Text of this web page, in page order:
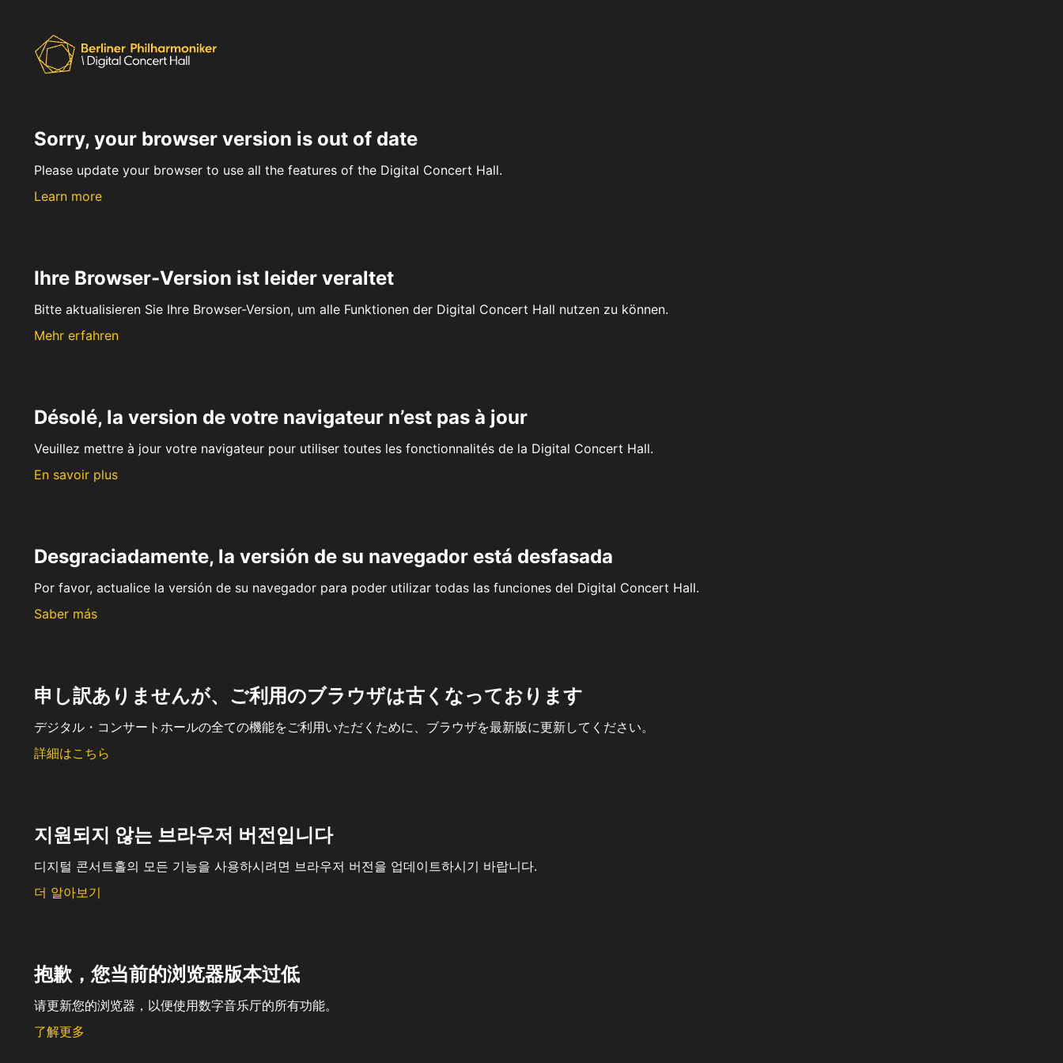
Sorry, your browser version is out of date
Please update your browser to use all the features of the Digital Concert Hall.
Learn more
Ihre Browser-Version ist leider veraltet
Bitte aktualisieren Sie Ihre Browser-Version, um alle Funktionen der Digital Concert Hall nutzen zu können.
Mehr erfahren
Désolé, la version de votre navigateur n’est pas à jour
Veuillez mettre à jour votre navigateur pour utiliser toutes les fonctionnalités de la Digital Concert Hall.
En savoir plus
Desgraciadamente, la versión de su navegador está desfasada
Por favor, actualice la versión de su navegador para poder utilizar todas las funciones del Digital Concert Hall.
Saber más
申し訳ありませんが、ご利用のブラウザは古くなっております
デジタル・コンサートホールの全ての機能をご利用いただくために、ブラウザを最新版に更新してください。
詳細はこちら
지원되지 않는 브라우저 버전입니다
디지털 콘서트홀의 모든 기능을 사용하시려면 브라우저 버전을 업데이트하시기 바랍니다.
더 알아보기
抱歉，您当前的浏览器版本过低
请更新您的浏览器，以便使用数字音乐厅的所有功能。
了解更多